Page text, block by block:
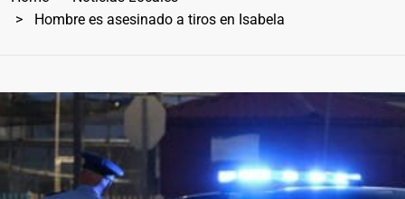
Hombre es asesinado a tiros en Isabela